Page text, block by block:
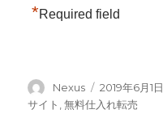
*Required field
Author
Nexus
Posted
on
2019年6月1日
サイト ,無料仕入れ転売